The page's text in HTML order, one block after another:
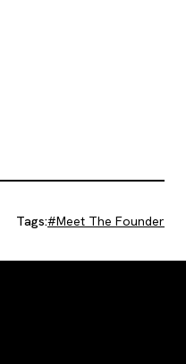
Tags:#Meet The Founder